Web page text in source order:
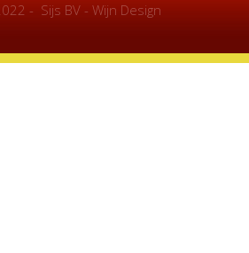
- Sijs BV - Wijn Design